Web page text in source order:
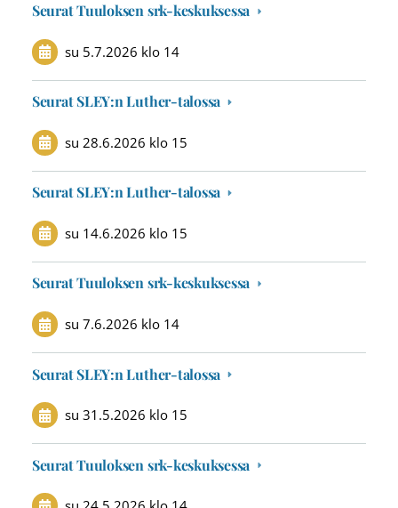
Seurat Tuuloksen srk-keskuksessa
su 5.7.2026 klo 14
Seurat SLEY:n Luther-talossa
su 28.6.2026 klo 15
Seurat SLEY:n Luther-talossa
su 14.6.2026 klo 15
Seurat Tuuloksen srk-keskuksessa
su 7.6.2026 klo 14
Seurat SLEY:n Luther-talossa
su 31.5.2026 klo 15
Seurat Tuuloksen srk-keskuksessa